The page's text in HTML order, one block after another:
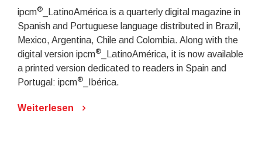
ipcm®
_LatinoAmérica is a quarterly digital magazine in
Spanish and Portuguese language distributed in Brazil,
Mexico, Argentina, Chile and Colombia. Along with the
digital version ipcm®
_LatinoAmérica, it is now available
a printed version dedicated to readers in Spain and
Portugal: ipcm® _Ibérica.
Weiterlesen